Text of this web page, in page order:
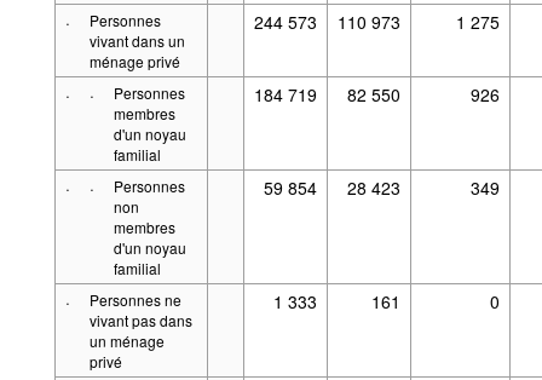
·
Personnes
vivant dans un
ménage privé
244 573 110 973 1 275
· ·
Personnes
membres
d'un noyau
familial
184 719 82 550 926
· ·
Personnes
non
membres
d'un noyau
familial
59 854 28 423 349
·
Personnes ne
vivant pas dans
un ménage
privé
1 333 161 0